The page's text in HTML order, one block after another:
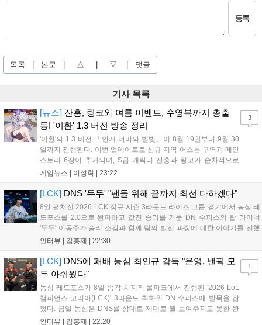
등록
목록 본문 △ ▽ 댓글
기사 목록
[뉴스] 잔홍, 링코와 여름 이벤트, 수영복까지 총출
동! '이환' 1.3 버전 방송 정리
'이환'의 1.3 버전 「안개 너머의 별빛」이 8월 19일부터 9월 30
일까지 진행된다. 이번 업데이트로 신규 지역 어스름 구역과 메인
스토리 6장이 추가되며, S급 캐릭터 잔홍과 링코가 순차적으로
등장한다. 여름 시즌을 맞아 비치발리볼, 수상 오토바이 등 다채
의성도 강화된다. 8월 11일까지 사용 가능한 교환 코드 3종이 제
공되며, 상세 일정은 공식 채널을 통해 확인할 수 있다....
게임뉴스 | 이성혁 23:22
3
[LCK] DNS '두두' "팬들 위해 끝까지 최선 다하겠다"
8일 펼쳐진 2026 LCK 정규 시즌 3라운드 라이즈 그룹 경기에서 농심 레
드포스를 2:0으로 완파하고 값진 승리를 거둔 DN 수퍼스의 탑 라이너
'두두' 이동주가 승리 소감과 함께 팀의 발전 과정에 대한 이야기를 전했
다. 먼저 오랜만의 2:0 완승에 대해 '두두'는 "진짜 오랜만에 거둔 2:0 승
인터뷰 | 김홍제 22:30
[LCK] DNS에 패배 농심 최인규 감독 "운영, 밴픽 모
두 아쉬웠다"
농심 레드포스가 8일 종각 치지직 롤파크에서 진행된 '2026 LoL
챔피언스 코리아(LCK)' 3라운드 최하위 DN 수퍼스에 발목을 잡
혔다. 금일 농심은 DNS를 상대로 제대로 뭘 보여주지도 못한 완
패를 당하고 말았다. 이하 농심 레드포스 최인규 감독과 '리헨즈'
인터뷰 | 김홍제 22:20
1